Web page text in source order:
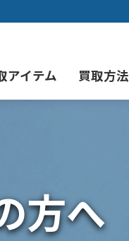
アイテム 買取方法
方へ